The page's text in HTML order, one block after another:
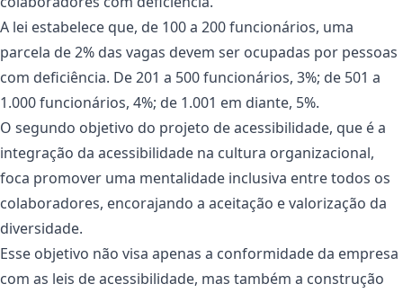
A lei estabelece que, de 100 a 200 funcionários, uma
parcela de 2% das vagas devem ser ocupadas por pessoas
com deficiência. De 201 a 500 funcionários, 3%; de 501 a
1.000 funcionários, 4%; de 1.001 em diante, 5%.
O segundo objetivo do projeto de acessibilidade, que é a
integração da acessibilidade na cultura organizacional,
foca promover uma mentalidade inclusiva entre todos os
colaboradores, encorajando a aceitação e valorização da
diversidade.
Esse objetivo não visa apenas a conformidade da empresa
com as leis de acessibilidade, mas também a construção